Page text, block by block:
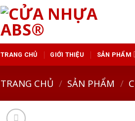
TRANG CHỦ GIỚI THIỆU SẢN PHẨM
TRANG CHỦ / SẢN PHẨM /